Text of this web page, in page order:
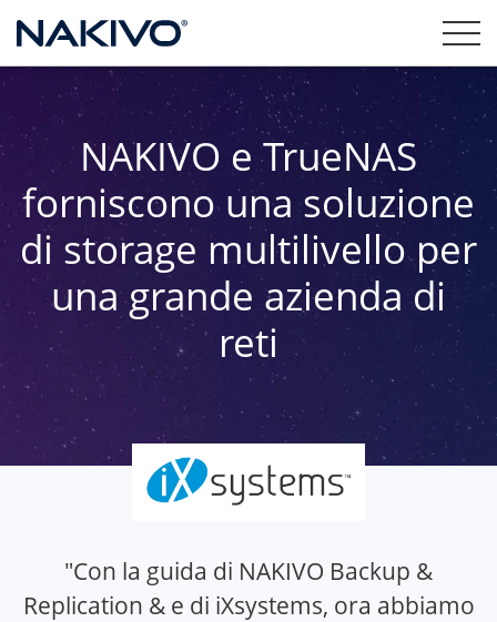
NAKIVO e TrueNAS
forniscono una soluzione
di storage multilivello per
una grande azienda di
reti
"Con la guida di NAKIVO Backup &
Replication & e di iXsystems, ora abbiamo